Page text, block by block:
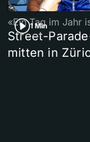
1 Min
«Ein Tag im Jahr
Street-
mitten in